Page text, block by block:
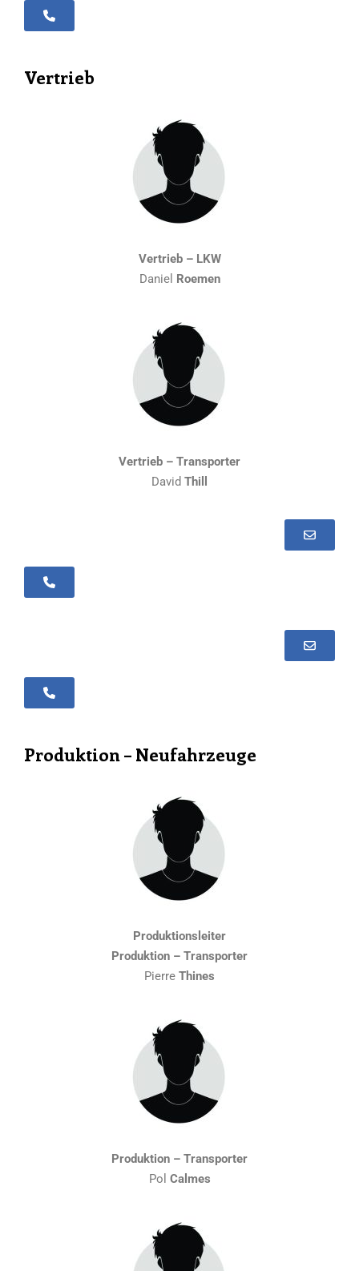
+352 30 99 19 - 26
Vertrieb
Vertrieb – LKW
Daniel Roemen
Vertrieb – Transporter
David Thill
+352 30 99 19 - 21
+352 30 99 19 - 32
Produktion – Neufahrzeuge
Produktionsleiter
Produktion – Transporter
Pierre Thines
Produktion – Transporter
Pol Calmes